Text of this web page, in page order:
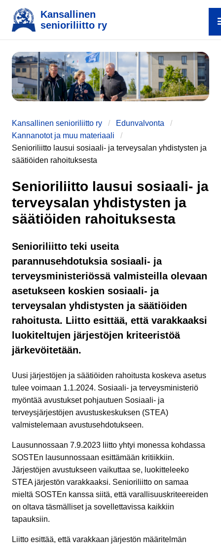
Kansallinen
senioriliitto ry
Kansallinen senioriliitto ry
Edunvalvonta
Kannanotot ja muu materiaali
Senioriliitto lausui sosiaali- ja terveysalan yhdistysten ja
säätiöiden rahoituksesta
Senioriliitto lausui sosiaali- ja
terveysalan yhdistysten ja
säätiöiden rahoituksesta
Senioriliitto teki useita
parannusehdotuksia sosiaali- ja
terveysministeriössä valmisteilla olevaan
asetukseen koskien sosiaali- ja
terveysalan yhdistysten ja säätiöiden
rahoitusta. Liitto esittää, että varakkaaksi
luokiteltujen järjestöjen kriteeristöä
järkevöitetään.
Uusi järjestöjen ja säätiöiden rahoitusta koskeva asetus
tulee voimaan 1.1.2024. Sosiaali- ja terveysministeriö
myöntää avustukset pohjautuen Sosiaali- ja
terveysjärjestöjen avustuskeskuksen (STEA)
valmistelemaan avustusehdotukseen.
Lausunnossaan 7.9.2023 liitto yhtyi monessa kohdassa
SOSTEn lausunnossaan esittämään kritiikkiin.
Järjestöjen avustukseen vaikuttaa se, luokitteleeko
STEA järjestön varakkaaksi. Senioriliitto on samaa
mieltä SOSTEn kanssa siitä, että varallisuuskriteereiden
on oltava täsmälliset ja sovellettavissa kaikkiin
tapauksiin.
Liitto esittää, että varakkaan järjestön määritelmän